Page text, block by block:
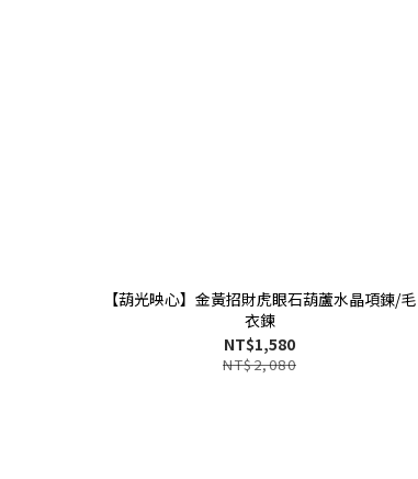
【葫光映心】金黃招財虎眼石葫蘆水晶項鍊/毛
衣鍊
NT$1,580
NT$2,080